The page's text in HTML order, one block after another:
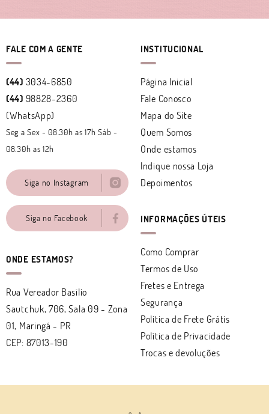
FALE COM A GENTE
(44) 3034-6850
(44) 98828-2360
(WhatsApp)
Seg a Sex - 08.30h as 17h Sáb -
08.30h as 12h
Siga no Instagram
Siga no Facebook
ONDE ESTAMOS?
Rua Vereador Basílio
Sautchuk, 706, Sala 09 - Zona
01, Maringá - PR
CEP: 87013-190
INSTITUCIONAL
Página Inicial
Fale Conosco
Mapa do Site
Quem Somos
Onde estamos
Indique nossa Loja
Depoimentos
INFORMAÇÕES ÚTEIS
Como Comprar
Termos de Uso
Fretes e Entrega
Segurança
Politica de Frete Grátis
Política de Privacidade
Trocas e devoluções